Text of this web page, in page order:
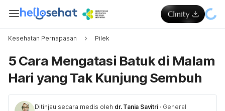
Kesehatan Pernapasan Pilek
5 Cara Mengatasi Batuk di Malam
Hari yang Tak Kunjung Sembuh
Ditinjau secara medis oleh dr. Tania Savitri · General